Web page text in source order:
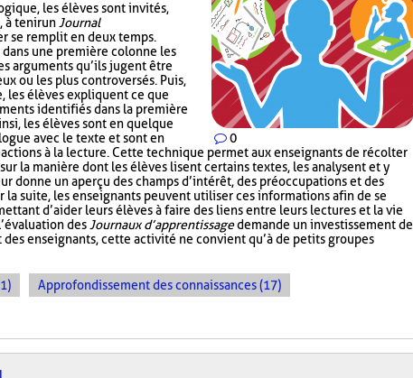
0
les élèves sont invités,
à tenir unJournal
se remplit en deux temps.
une première colonne les
arguments qu’ils jugent être
ou les plus controversés. Puis,
les élèves expliquent ce que
identifiés dans la première
les élèves sont en quelque
avec le texte et sont en
à la lecture. Cette technique permet aux enseignants de récolter
la manière dont les élèves lisent certains textes, les analysent et y
donne un aperçu des champs d’intérêt, des préoccupations et des
la suite, les enseignants peuvent utiliser ces informations afin de se
d’aider leurs élèves à faire des liens entre leurs lectures et la vie
desJournaux d’apprentissagedemande un investissement de
enseignants, cette activité ne convient qu’à de petits groupes
Approfondissement des connaissances (17)